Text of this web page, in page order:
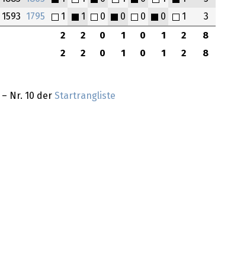
2 2 0 1 0 1 2
8
2 2 0 1 0 1 2 8
1593 1795 1 1 0 0 0 0 1 3
– Nr. 10 der Startrangliste